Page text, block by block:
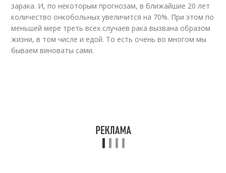
зарака. И, по некоторым прогнозам, в ближайшие 20 лет
количество онкобольных увеличится на 70%. При этом по
меньшей мере треть всех случаев рака вызвана образом
жизни, в том числе и едой. То есть очень во многом мы
бываем виноваты сами.